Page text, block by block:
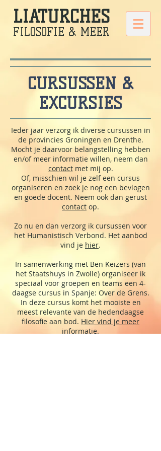
LIATURCHES
FILOSOFIE & MEER
CURSUSSEN &
EXCURSIES
Ieder jaar verzorg ik diverse cursussen in
de provincies Groningen en Drenthe.
Mocht je daarvoor belangstelling hebben
en/of meer informatie willen, neem dan
contactmet mij op.
Of, misschien wil je zelf een cursus
organiseren en zoek je nog een bevlogen
en goede docent. Neem ook dan gerust
contact op.
Zo nu en dan verzorg ik cursussen voor
het Humanistisch Verbond. Het aanbod
vind je hier.
In samenwerking met Ben Keizers (van
het Staatshuys in Zwolle) organiseer ik
speciaal voor groepen en teams een 4-
daagse cursus in Spanje: Over de Grens.
In deze cursus komt het mooiste en
meest relevante van de hedendaagse
filosofie aan bod. Hier vind je meer
informatie.